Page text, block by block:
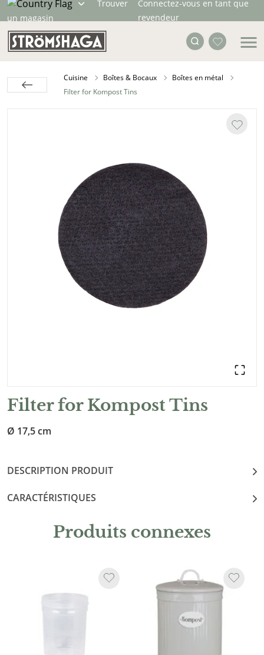
Trouver
un magasin
Connectez-vous en tant que
revendeur
Cuisine Boîtes & Bocaux
Boîtes en métal
Filter for Kompost Tins
Filter for Kompost Tins
Ø 17,5 cm
DESCRIPTION PRODUIT
CARACTÉRISTIQUES
Produits connexes